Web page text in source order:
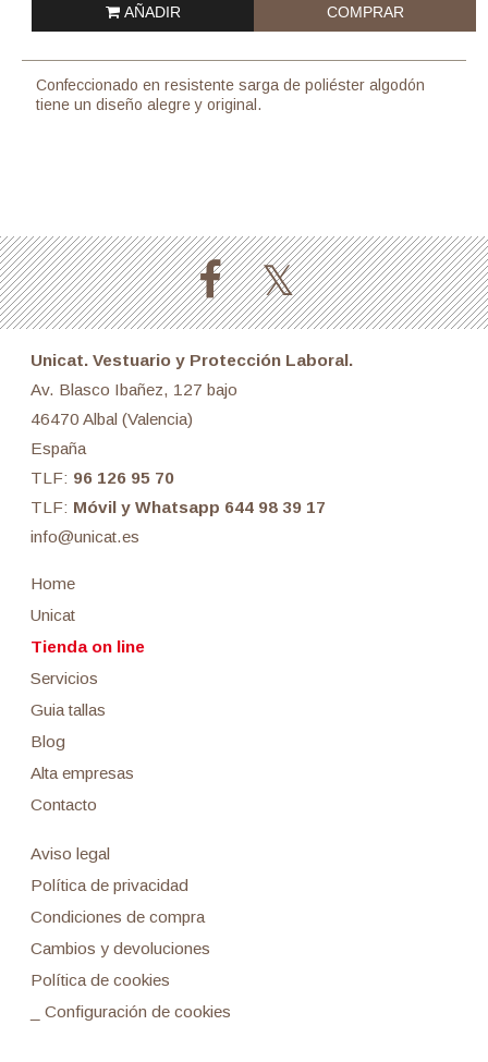
AÑADIR COMPRAR
Confeccionado en resistente sarga de poliéster algodón
tiene un diseño alegre y original.
Unicat. Vestuario y Protección Laboral.
Av. Blasco Ibañez, 127 bajo
46470 Albal (Valencia)
España
TLF: 96 126 95 70
TLF: Móvil y Whatsapp 644 98 39 17
info@unicat.es
Home
Unicat
Tienda on line
Servicios
Guia tallas
Blog
Alta empresas
Contacto
Aviso legal
Política de privacidad
Condiciones de compra
Cambios y devoluciones
Política de cookies
_ Configuración de cookies